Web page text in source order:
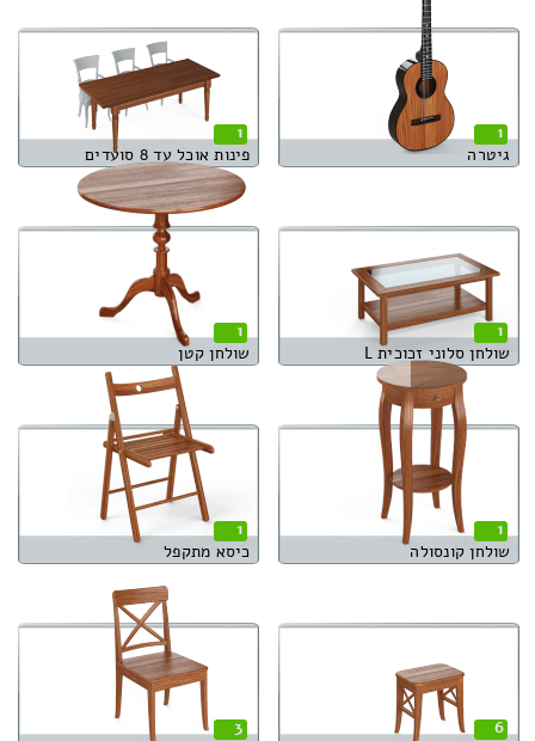
1
גיטרה
1
פינות אוכל עד 8 סועדים
1
שולחן סלוני זכוכית L
1
שולחן קטן
1
שולחן קונסולה
1
כיסא מתקפל
6
3